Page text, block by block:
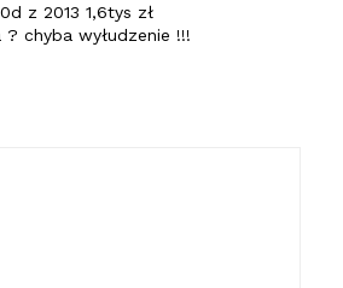
z 2013 1,6tys zł
? chyba wyłudzenie !!!